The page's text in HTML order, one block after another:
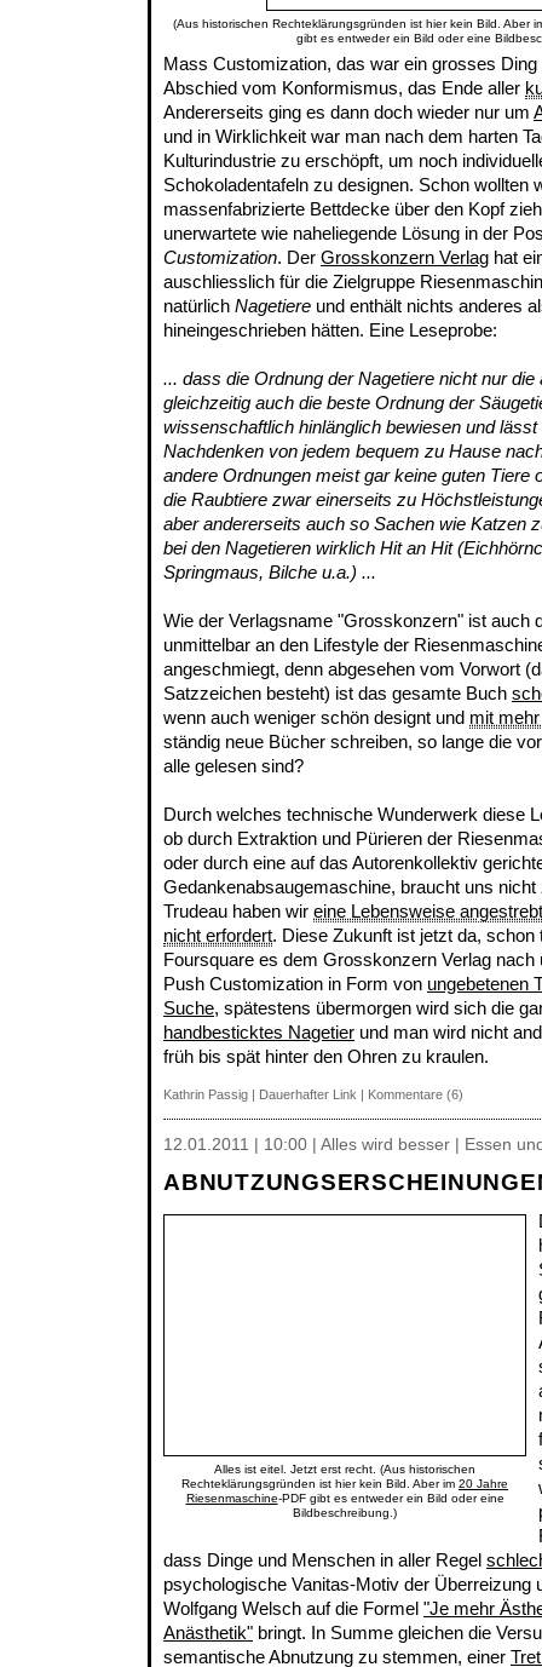
(Aus historischen Rechteklärungsgründen ist hier kein Bild. Aber
gibt es entweder ein Bild oder eine
Mass Customization, das war ein grosses
Abschied vom Konformismus, das Ende aller
Andererseits ging es dann doch wieder nur um
und in Wirklichkeit war man nach dem harten
Kulturindustrie zu erschöpft, um noch
Schokoladentafeln zu designen. Schon wollten
massenfabrizierte Bettdecke über den Kopf
unerwartete wie naheliegende Lösung in der
Customization. Der Grosskonzern Verlag hat
auschliesslich für die Zielgruppe
natürlich Nagetiere und enthält nichts anderes
hineingeschrieben hätten. Eine Leseprobe:
... dass die Ordnung der Nagetiere nicht nur
gleichzeitig auch die beste Ordnung der
wissenschaftlich hinlänglich bewiesen und
Nachdenken von jedem bequem zu Hause
andere Ordnungen meist gar keine guten Tiere
die Raubtiere zwar einerseits zu
aber andererseits auch so Sachen wie Katzen
bei den Nagetieren wirklich Hit an Hit
Springmaus, Bilche u.a.) ...
Wie der Verlagsname "Grosskonzern" ist auch
unmittelbar an den Lifestyle der
angeschmiegt, denn abgesehen vom Vorwort
Satzzeichen besteht) ist das gesamte Buch
wenn auch weniger schön designt und mit
ständig neue Bücher schreiben, so lange die
alle gelesen sind?
Durch welches technische Wunderwerk diese
ob durch Extraktion und Pürieren der
oder durch eine auf das Autorenkollektiv
Gedankenabsaugemaschine, braucht uns
Trudeau haben wir eine Lebensweise
nicht erfordert. Diese Zukunft ist jetzt da, schon
Foursquare es dem Grosskonzern Verlag nach
Push Customization in Form von ungebetenen
Suche, spätestens übermorgen wird sich die
handbesticktes Nagetier und man wird nicht
früh bis spät hinter den Ohren zu kraulen.
Kathrin Passig | Dauerhafter Link | Kommentare (6)
12.01.2011 | 10:00 | Alles wird besser | Essen
Alles ist eitel. Jetzt erst recht. (Aus historischen
Rechteklärungsgründen ist hier kein Bild. Aber im 20 Jahre
Riesenmaschine-PDF gibt es entweder ein Bild oder eine
Bildbeschreibung.)
dass Dinge und Menschen in aller Regel
psychologische Vanitas-Motiv der Überreizung
Wolfgang Welsch auf die Formel "Je mehr
Anästhetik" bringt. In Summe gleichen die
semantische Abnutzung zu stemmen, einer